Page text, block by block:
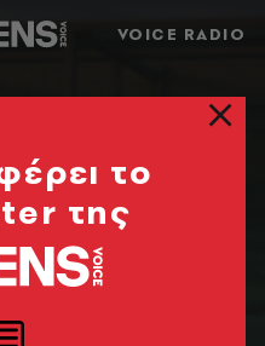
VOICE RADIO
το
της